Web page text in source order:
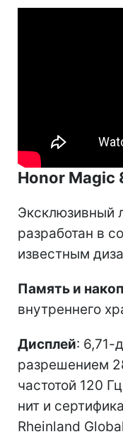
Honor Magic
Эксклюзивный
разработан в
известным
Память и
внутреннего
Дисплей: 6,71-
разрешением
частотой 120
нит и
Rheinland